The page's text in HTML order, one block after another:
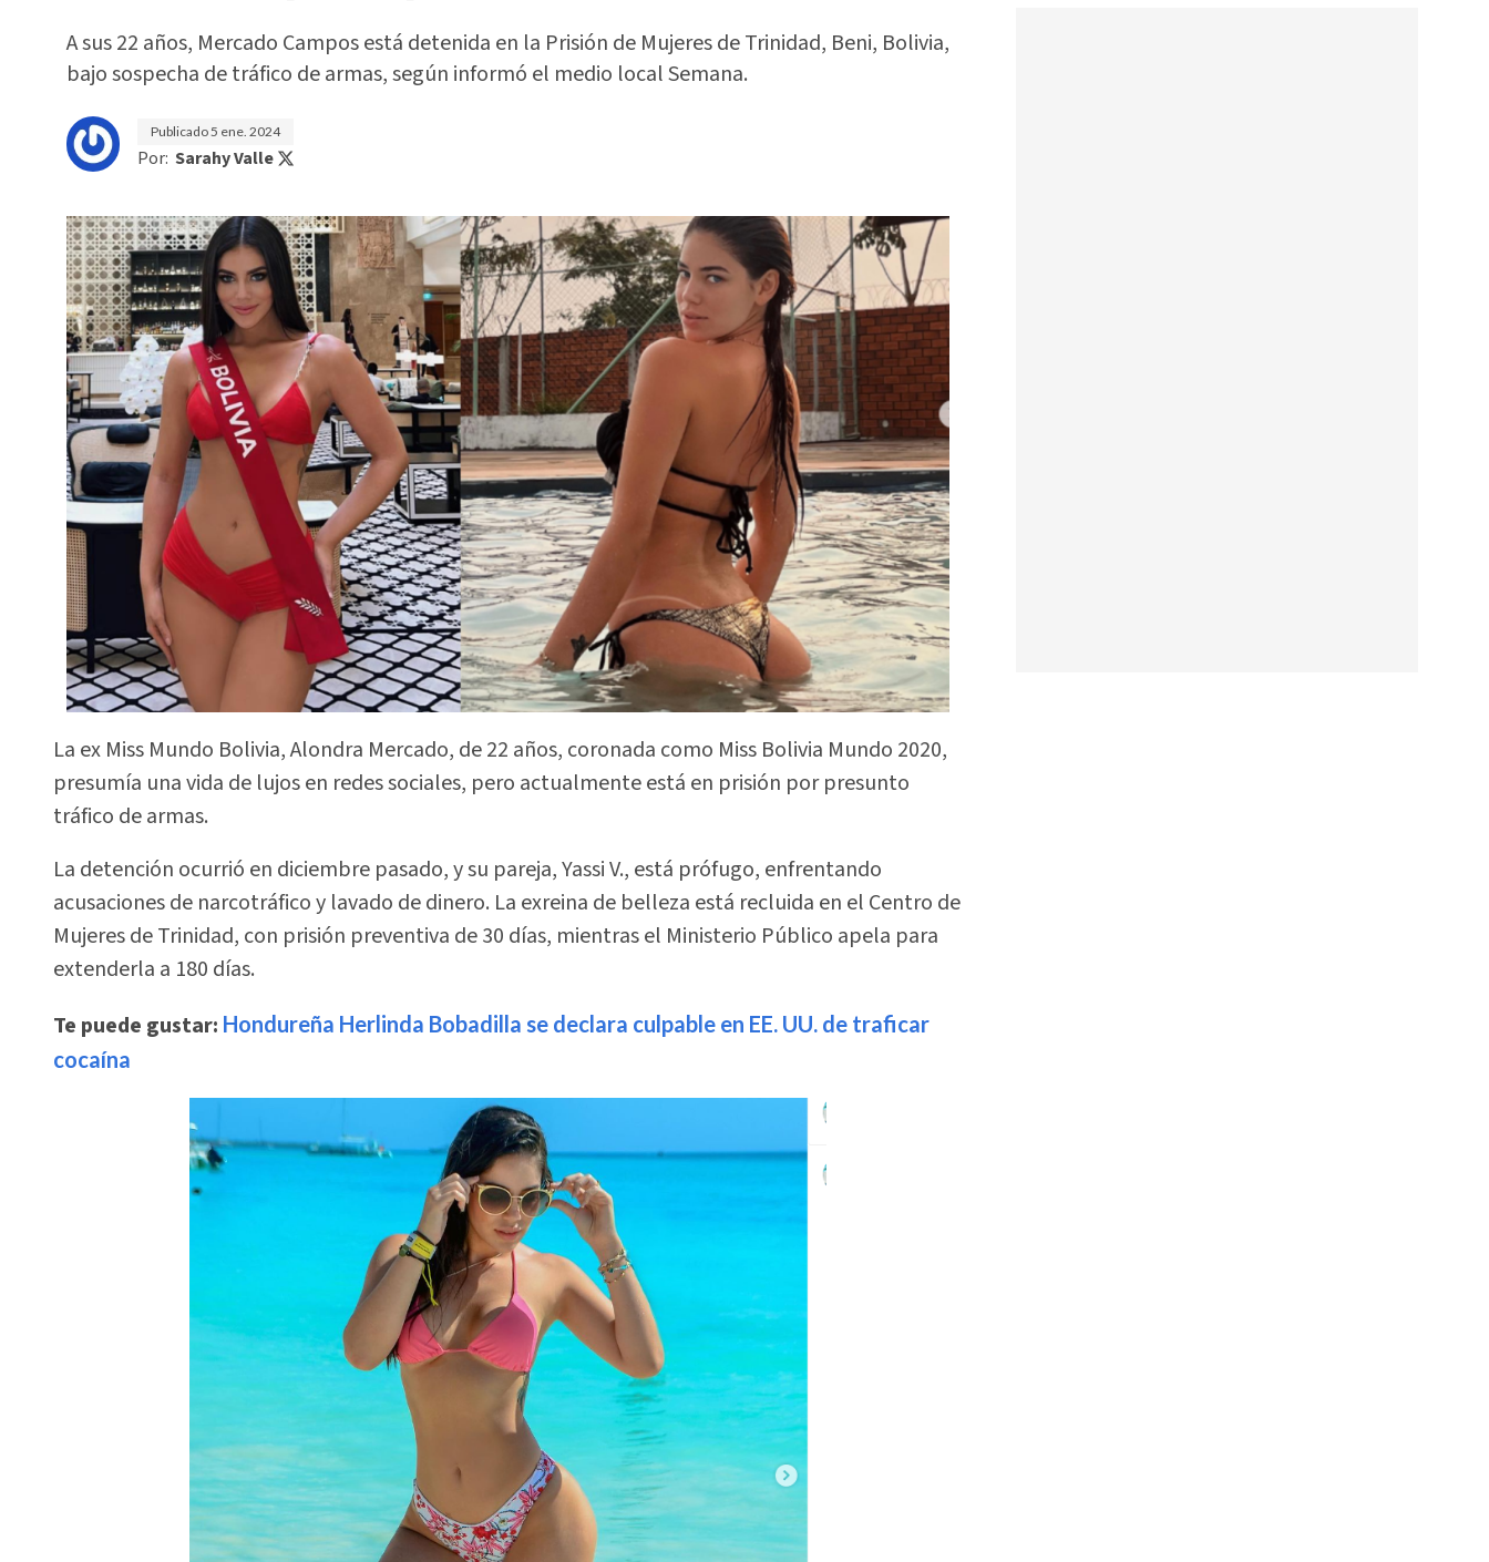
A sus 22 años, Mercado Campos está detenida en la Prisión de Mujeres de Trinidad, Beni, Bolivia,
bajo sospecha de tráfico de armas, según informó el medio local Semana.
Publicado5 ene. 2024
Por: Sarahy Valle
La ex Miss Mundo Bolivia, Alondra Mercado, de 22 años, coronada como Miss Bolivia Mundo 2020,
presumía una vida de lujos en redes sociales, pero actualmente está en prisión por presunto
tráfico de armas.
La detención ocurrió en diciembre pasado, y su pareja, Yassi V., está prófugo, enfrentando
acusaciones de narcotráfico y lavado de dinero. La exreina de belleza está recluida en el Centro de
Mujeres de Trinidad, con prisión preventiva de 30 días, mientras el Ministerio Público apela para
extenderla a 180 días.
Te puede gustar: Hondureña Herlinda Bobadilla se declara culpable en EE. UU. de traficar
cocaína